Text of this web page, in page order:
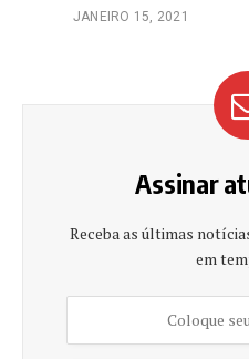
JANEIRO 15, 2021
Assinar
Receba as últimas
em